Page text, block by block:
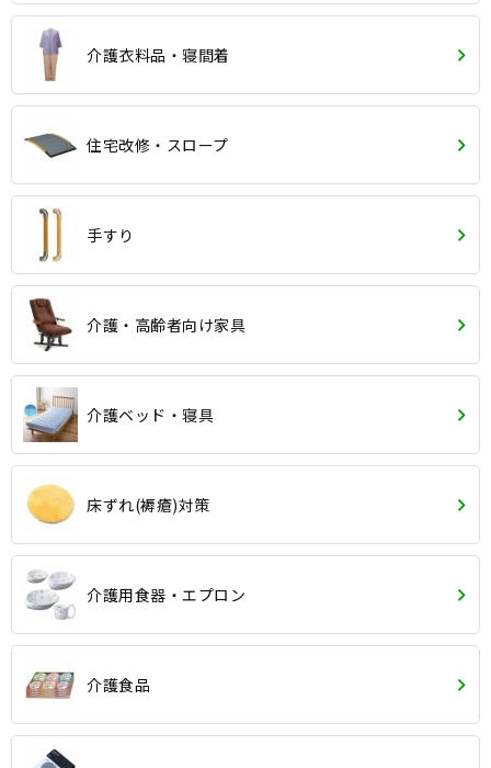
介護衣料品・寝間着
住宅改修・スロープ
手すり
介護・高齢者向け家具
介護ベッド・寝具
床ずれ(褥瘡)対策
介護用食器・エプロン
介護食品